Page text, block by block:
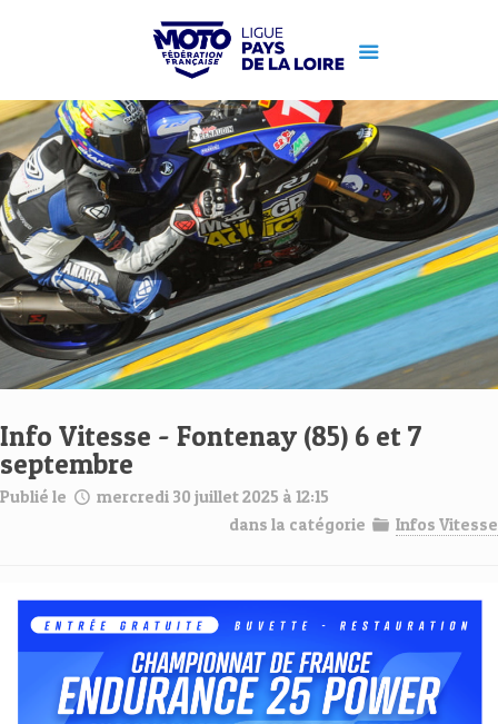
Info Vitesse - Fontenay (85) 6 et 7
septembre
Publié le
mercredi 30 juillet 2025 à 12:15
dans la catégorie
Infos Vitesse